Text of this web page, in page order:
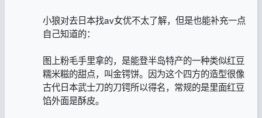
小狼对去日本找av女优不太了解，但是也能补充一点
自己知道的：
图上粉毛手里拿的，是能登半岛特产的一种类似红豆
糯米糍的甜点，叫金锷饼。因为这个四方的造型很像
古代日本武士刀的刀锷所以得名，常规的是里面红豆
馅外面是酥皮。